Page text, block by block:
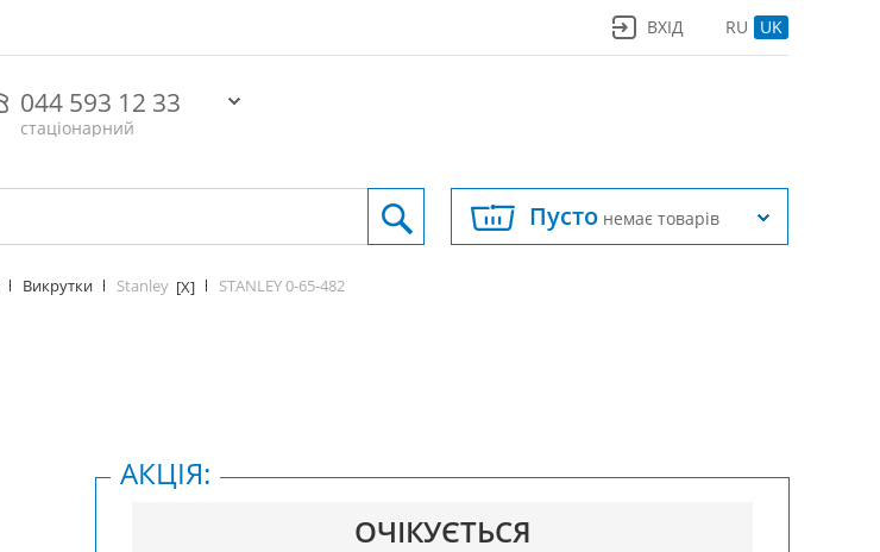
RU UK
ВХІД
044 593 12 33
стаціонарний
Пусто немає товарів
Викрутки Stanley [X] STANLEY 0-65-482
ОЧІКУЄТЬСЯ
АКЦІЯ: